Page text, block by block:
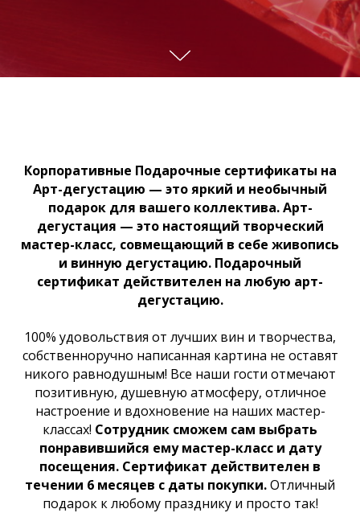
Корпоративные Подарочные сертификаты на
Арт-дегустацию — это яркий и необычный
подарок для вашего коллектива. Арт-
дегустация — это настоящий творческий
мастер-класс, совмещающий в себе живопись
и винную дегустацию. Подарочный
сертификат действителен на любую арт-
дегустацию.
100% удовольствия от лучших вин и творчества,
собственноручно написанная картина не оставят
никого равнодушным! Все наши гости отмечают
позитивную, душевную атмосферу, отличное
настроение и вдохновение на наших мастер-
классах! Сотрудник сможем сам выбрать
понравившийся ему мастер-класс и дату
посещения. Сертификат действителен в
течении 6 месяцев с даты покупки.Отличный
подарок к любому празднику и просто так!